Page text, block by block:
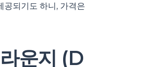
되기도 하니, 가격은
운지 (D